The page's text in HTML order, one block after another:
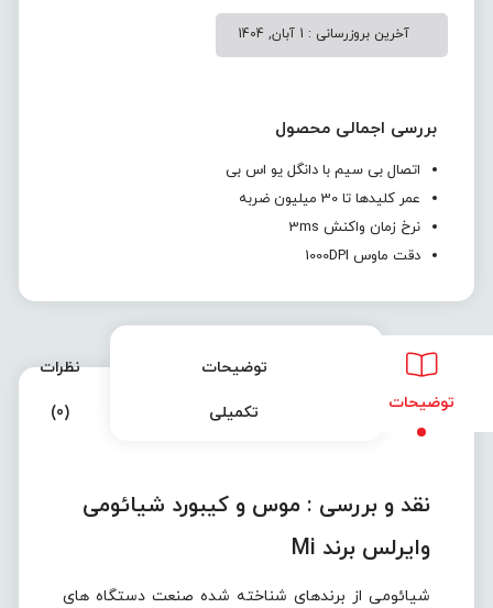
آخرین بروزرسانی : 1 آبان, 1404
بررسی اجمالی محصول
اتصال بی سیم با دانگل یو اس بی
عمر کلیدها تا 30 میلیون ضربه
نرخ زمان واکنش 3ms
دقت ماوس ​​1000DPI
توضیحات
توضیحات
تکمیلی
نظرات
(0)
نقد و بررسی :موس و کیبورد شیائومی
وایرلس برند Mi
شیائومی از برندهای شناخته شده صنعت دستگاه های